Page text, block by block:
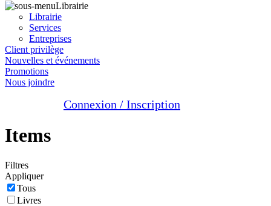
Librairie
Librairie
Services
Entreprises
Client privilège
Nouvelles et événements
Promotions
Nous joindre
Connexion / Inscription
Items
Filtres
Appliquer
Tous
Livres